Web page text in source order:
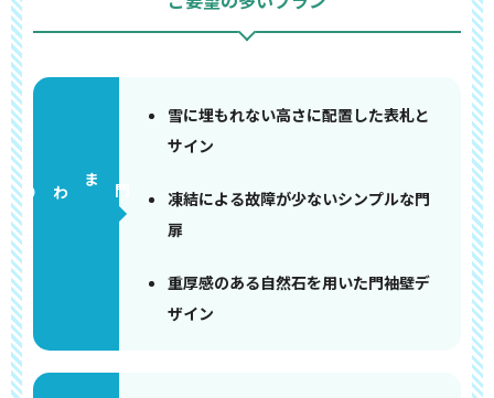
門まわり
雪に埋もれない高さに配置した表札と
サイン
凍結による故障が少ないシンプルな門
扉
重厚感のある自然石を用いた門袖壁デ
ザイン